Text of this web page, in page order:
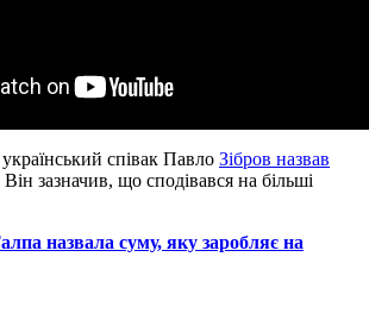
співак Павло Зібров назвав
Він зазначив, що сподівався на більші
назвала суму, яку заробляє на